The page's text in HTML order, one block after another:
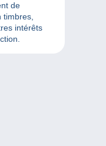
de
intérêts